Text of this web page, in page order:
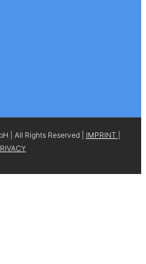
| All Rights Reserved | IMPRINT